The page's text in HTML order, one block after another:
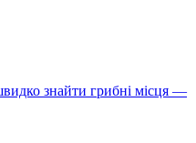
знайти грибні місця —